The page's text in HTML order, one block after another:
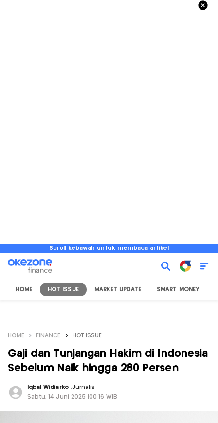
Scroll kebawah untuk membaca artikel
HOME HOT ISSUE MARKET UPDATE SMART MONEY
HOME FINANCE HOT ISSUE
Gaji dan Tunjangan Hakim di Indonesia
Sebelum Naik hingga 280 Persen
Iqbal Widiarko ,Jurnalis
Sabtu, 14 Juni 2025 |00:16 WIB